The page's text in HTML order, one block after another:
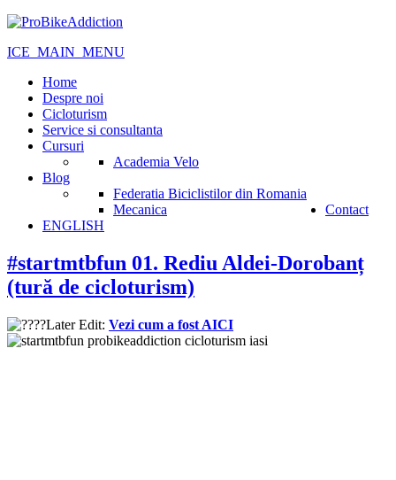
ICE_MAIN_MENU
Home
Despre noi
Cicloturism
Service si consultanta
Cursuri
Academia Velo
Blog
Federatia Biciclistilor din Romania
Mecanica
Contact
ENGLISH
#startmtbfun 01. Rediu Aldei-Dorobanț
(tură de cicloturism)
Later Edit: Vezi cum a fost AICI